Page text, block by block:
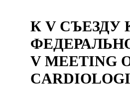
К V
V MEETING